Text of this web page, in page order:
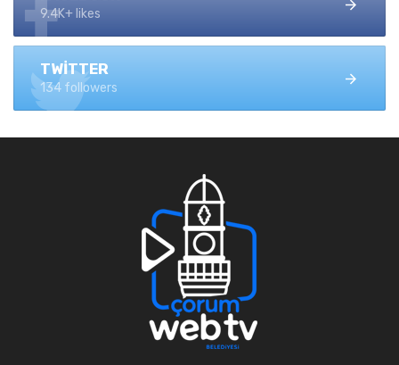
9.4K+ likes
TWITTER
134 followers